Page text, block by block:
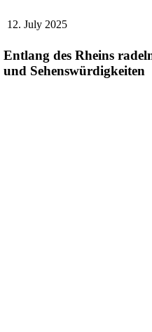
12. July 2025
Entlang des Rheins
und Sehenswürdigkeiten